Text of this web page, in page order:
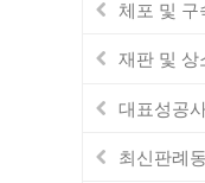
체포 및 구
재판 및 상
대표성공
최신판례